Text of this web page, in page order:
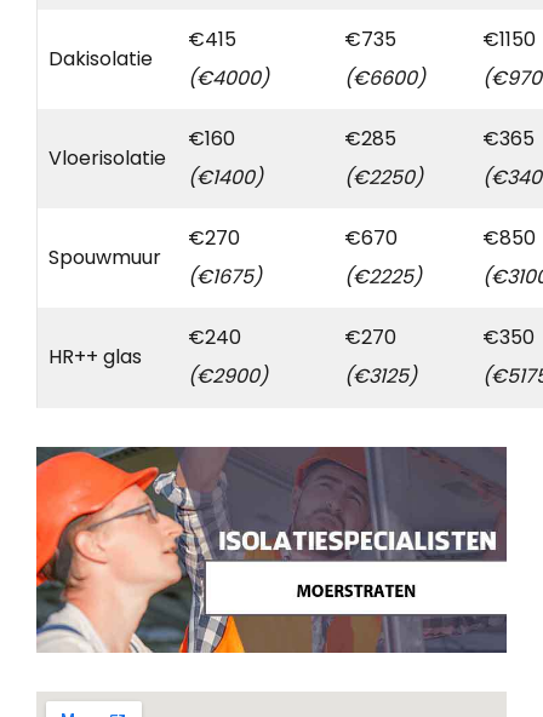
Dakisolatie
€415
(€4000)
€735
(€6600)
€1150
Vloerisolatie
€160
(€1400)
€285
(€2250)
€365
Spouwmuur
€270
(€1675)
€670
(€2225)
€850
HR++ glas
€240
(€2900)
€270
(€3125)
€350